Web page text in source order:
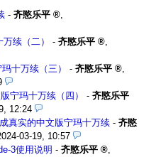
-齐愍乐平
,
续（二）
-齐愍乐平
,
十万续（三）
-齐愍乐平
,
宁玛十万续（四）
-齐愍乐平
12:24
真实的中文版宁玛十万续 -齐愍
03-19, 10:57
3使用说明 -齐愍乐平
,